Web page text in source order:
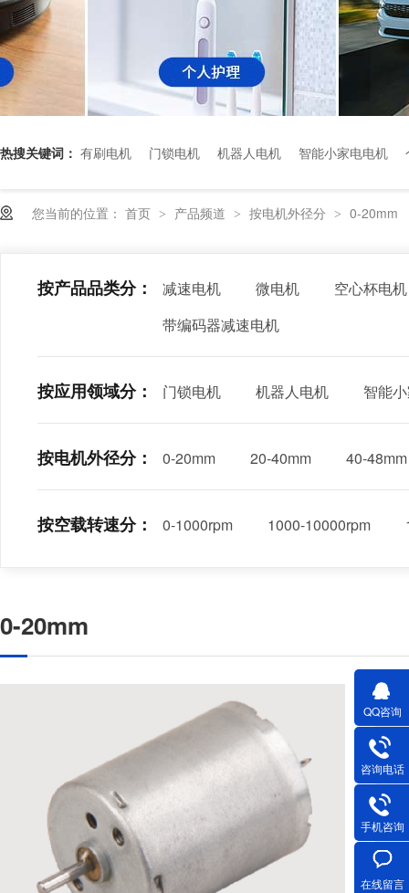
热搜关键词： 有刷电机 门锁电机 机器人电机 智能小家电电机
您当前的位置： 首页 > 产品频道 > 按电机外径分 > 0-20mm
按产品品类分： 减速电机 微电机
空心杯电机
带编码器减速电机
按应用领域分： 门锁电机 机器人电机 智能
按电机外径分： 0-20mm 20-40mm 40-48mm
按空载转速分： 0-1000rpm 1000-10000rpm
0-20mm
QQ咨询
咨询电话
手机咨询
在线留言